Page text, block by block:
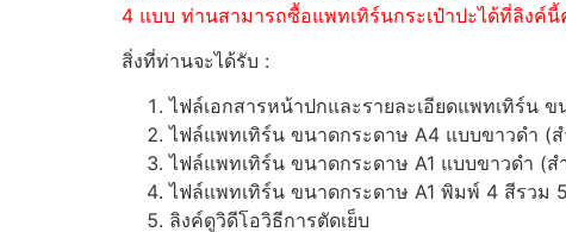
4 แบบ ท่านสามารถซื้อแพทเทิร์นกระเป๋าปะได้ที่ลิงค์นี้
สิ่งที่ท่านจะได้รับ :
ไฟล์เอกสารหน้าปกและรายละเอียดแพทเทิร์น ข
ไฟล์แพทเทิร์น ขนาดกระดาษ A4 แบบขาวดำ (
ไฟล์แพทเทิร์น ขนาดกระดาษ A1 แบบขาวดำ (
ไฟล์แพทเทิร์น ขนาดกระดาษ A1 พิมพ์ 4 สีรวม
ลิงค์ดูวิดีโอวิธีการตัดเย็บ